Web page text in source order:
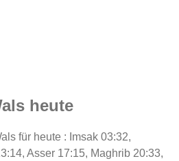
heute
für heute : Imsak 03:32,
Asser 17:15, Maghrib 20:33,